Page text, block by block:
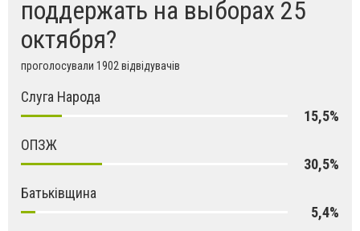
поддержать на выборах 25
октября?
проголосували 1902 відвідувачів
Слуга Народа
15,5%
ОПЗЖ
30,5%
Батьківщина
5,4%